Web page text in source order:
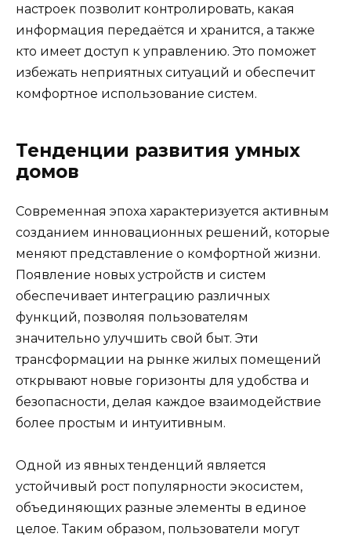
настроек позволит контролировать, какая
информация передаётся и хранится, а также
кто имеет доступ к управлению. Это поможет
избежать неприятных ситуаций и обеспечит
комфортное использование систем.
Тенденции развития умных
домов
Современная эпоха характеризуется активным
созданием инновационных решений, которые
меняют представление о комфортной жизни.
Появление новых устройств и систем
обеспечивает интеграцию различных
функций, позволяя пользователям
значительно улучшить свой быт. Эти
трансформации на рынке жилых помещений
открывают новые горизонты для удобства и
безопасности, делая каждое взаимодействие
более простым и интуитивным.
Одной из явных тенденций является
устойчивый рост популярности экосистем,
объединяющих разные элементы в единое
целое. Таким образом, пользователи могут